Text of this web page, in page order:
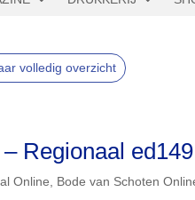
volledig overzicht
Regionaal
Online Bode van Schoten